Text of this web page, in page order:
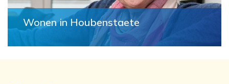
Wonen in Houbenstaete